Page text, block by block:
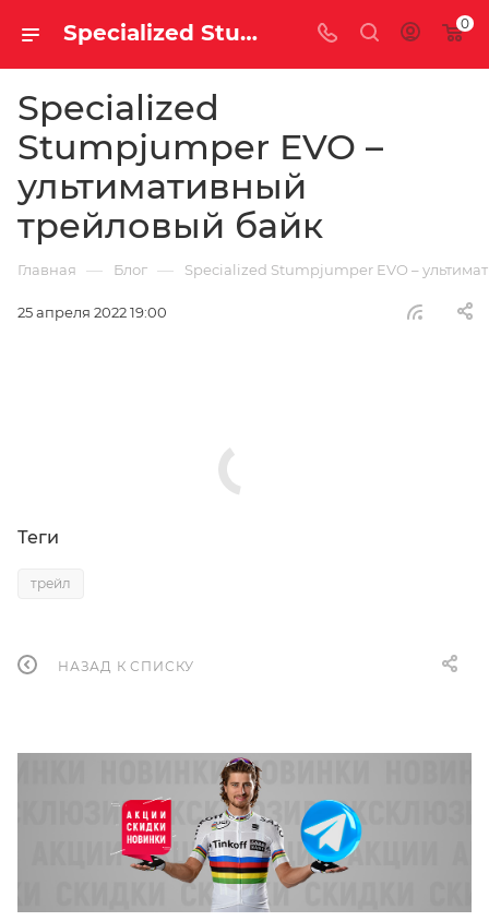
Specialized Stumpjumper EVO – ультимативный трейловый байк | Блог 0
Specialized
Stumpjumper EVO –
ультимативный
трейловый байк
Главная — Блог — Specialized Stumpjumper EVO –
25 апреля 2022 19:00
Теги
трейл
НАЗАД К СПИСКУ